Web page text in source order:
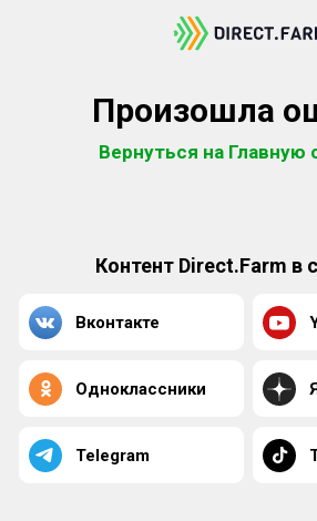
Произошла
Вернуться на Главную
Контент Direct.Farm в
Вконтакте
Одноклассники
Telegram